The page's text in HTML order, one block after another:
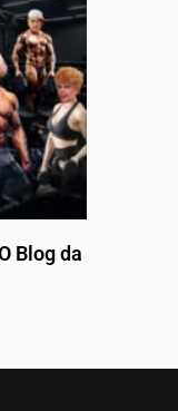
Blog da